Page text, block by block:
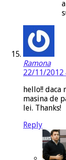
Ramona
22/11/2012
hello!!
masina de
lei. Thanks!
Reply